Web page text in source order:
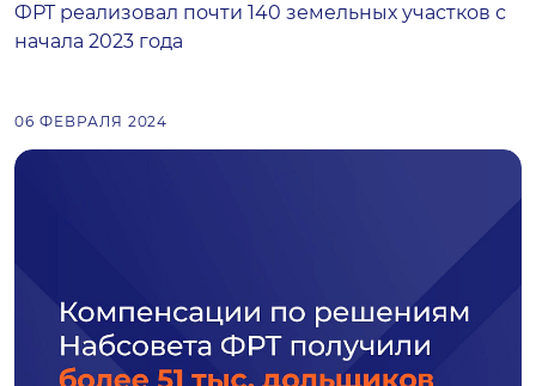
ФРТ реализовал почти 140 земельных участков с
начала 2023 года
06 ФЕВРАЛЯ 2024